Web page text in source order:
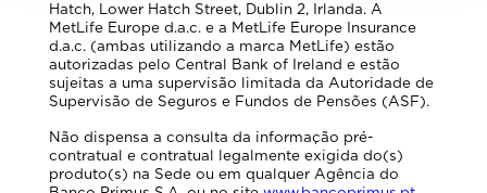
Hatch, Lower Hatch Street, Dublin 2, Irlanda. A
MetLife Europe d.a.c. e a MetLife Europe Insurance
d.a.c. (ambas utilizando a marca MetLife) estão
autorizadas pelo Central Bank of Ireland e estão
sujeitas a uma supervisão limitada da Autoridade de
Supervisão de Seguros e Fundos de Pensões (ASF).
Não dispensa a consulta da informação pré-
contratual e contratual legalmente exigida do(s)
produto(s) na Sede ou em qualquer Agência do